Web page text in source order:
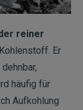
reiner
Er
häufig für
Aufkohlung